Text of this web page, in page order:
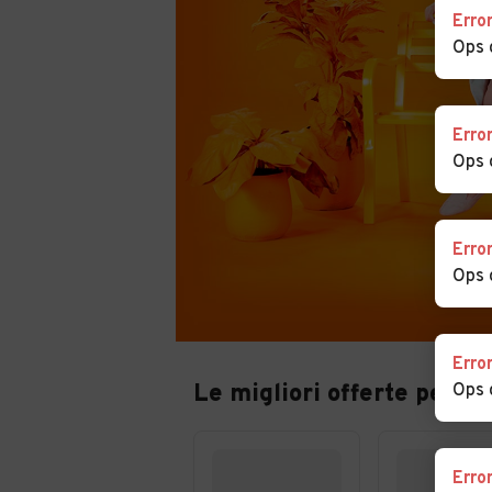
Le migliori offerte per
Error
Ops
Error
Ops
Error
Ops
Error
Ops
Error